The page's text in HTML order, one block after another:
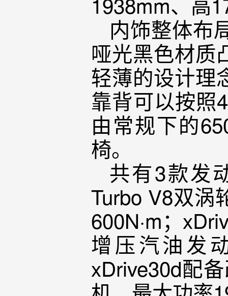
内饰整体布
哑光黑色材质
轻薄的设计理
靠背可以按照
由常规下的
椅。
共有3款发
Turbo V8双涡
600N·m；
增压汽油发
xDrive30d配